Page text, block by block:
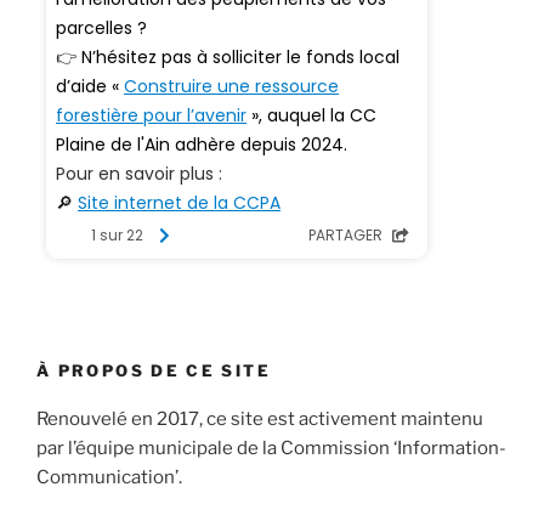
À PROPOS DE CE SITE
Renouvelé en 2017, ce site est activement maintenu
par l’équipe municipale de la Commission ‘Information-
Communication’.